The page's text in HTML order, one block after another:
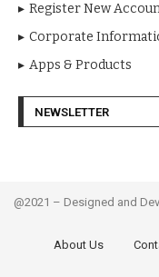
Register New
Corporate
Apps & Products
NEWSLETTER
@2021 – Designed and
About Us